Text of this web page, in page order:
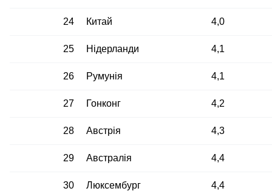
24 Китай 4,0
25 Нідерланди 4,1
26 Румунія 4,1
27 Гонконг 4,2
28 Австрія 4,3
29 Австралія 4,4
30 Люксембург 4,4